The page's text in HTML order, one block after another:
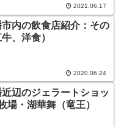
2021.06.17
内の飲食店紹介：その
、洋食）
2020.06.24
辺のジェラートショッ
場・湖華舞（竜王）